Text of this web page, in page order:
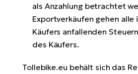
als Anzahlung betrachtet
Exportverkäufen gehen alle
Käufers anfallenden
des Käufers.
Tollebike.eu behält sich das